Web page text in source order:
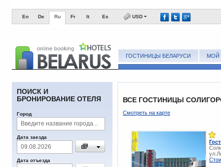
En De Ru Fr It Es USD
ГОСТИНИЦЫ БЕЛАРУСИ МОЙ
ПОИСК И
БРОНИРОВАНИЕ ОТЕЛЯ
Город
Дата заезда
Дата отъезда
ВСЕ ГОСТИНИЦЫ
Смотреть на карте